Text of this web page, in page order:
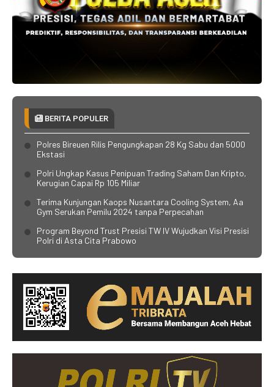
BERITA POPULER
Polres Bireuen Rilis Pengungkapan 28 Kg Sabu dan 5000
Ekstasi
Polri Ungkap Kasus Penipuan Trading Saham Dan Kripto,
Kerugian Capai Rp 105 Miliar
Terima Kunjungan Kaops Nusantara Cooling System, Aa
Gym Serukan Pemilu 2024 tanpa Perpecahan
Program Beyond Trust Presisi TW IV Wujudkan Visi Presisi
Polri di Asta Cita Prabowo